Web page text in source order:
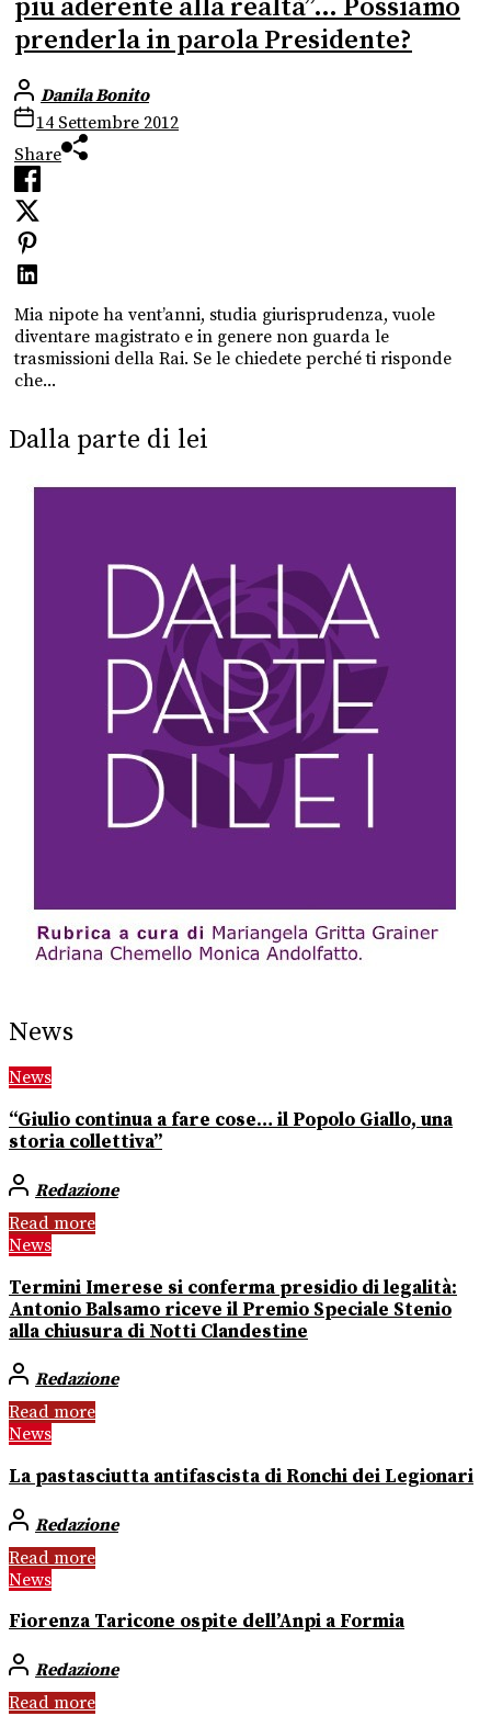
più aderente alla realtà”… Possiamo
prenderla in parola Presidente?
Danila Bonito
14 Settembre 2012
Share
Mia nipote ha vent’anni, studia giurisprudenza, vuole
diventare magistrato e in genere non guarda le
trasmissioni della Rai. Se le chiedete perché ti risponde
che...
Dalla parte di lei
News
News
“Giulio continua a fare cose… il Popolo Giallo, una
storia collettiva”
Redazione
Read more
News
Termini Imerese si conferma presidio di legalità:
Antonio Balsamo riceve il Premio Speciale Stenio
alla chiusura di Notti Clandestine
Redazione
Read more
News
La pastasciutta antifascista di Ronchi dei Legionari
Redazione
Read more
News
Fiorenza Taricone ospite dell’Anpi a Formia
Redazione
Read more